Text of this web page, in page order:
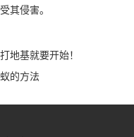
其侵害。
地基就要开始！
的方法